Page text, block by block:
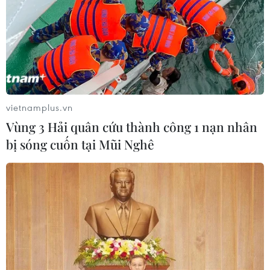
hướng tới trở thành trung tâm AI
toàn cầu năm 2030
08/08/2026 02:11
Cần Thơ thúc đẩy hợp tác du lịch với
đối tác Hàn Quốc
07/08/2026 12:46
Hàn Quốc áp dụng ưu đãi thuế hỗ
trợ 6 ngành công nghiệp chiến lược
Trung Quốc hoàn thành bản đồ địa
vietnamplus.vn
Vùng 3 Hải quân cứu thành công 1 nạn nhân
bị sóng cuốn tại Mũi Nghê